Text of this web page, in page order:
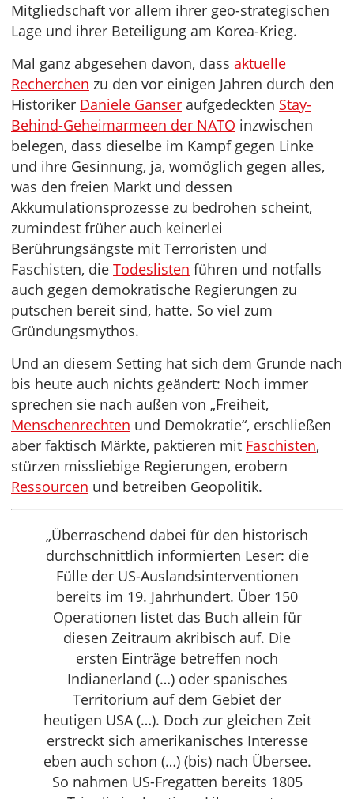
Mitgliedschaft vor allem ihrer geo-strategischen
Lage und ihrer Beteiligung am Korea-Krieg.
Mal ganz abgesehen davon, dass aktuelle
Recherchen zu den vor einigen Jahren durch den
Historiker Daniele Ganser aufgedeckten Stay-
Behind-Geheimarmeen der NATO inzwischen
belegen, dass dieselbe im Kampf gegen Linke
und ihre Gesinnung, ja, womöglich gegen alles,
was den freien Markt und dessen
Akkumulationsprozesse zu bedrohen scheint,
zumindest früher auch keinerlei
Berührungsängste mit Terroristen und
Faschisten, die Todeslisten führen und notfalls
auch gegen demokratische Regierungen zu
putschen bereit sind, hatte. So viel zum
Gründungsmythos.
Und an diesem Setting hat sich dem Grunde nach
bis heute auch nichts geändert: Noch immer
sprechen sie nach außen von „Freiheit,
Menschenrechten und Demokratie“, erschließen
aber faktisch Märkte, paktieren mit Faschisten,
stürzen missliebige Regierungen, erobern
Ressourcen und betreiben Geopolitik.
„Überraschend dabei für den historisch
durchschnittlich informierten Leser: die
Fülle der US-Auslandsinterventionen
bereits im 19. Jahrhundert. Über 150
Operationen listet das Buch allein für
diesen Zeitraum akribisch auf. Die
ersten Einträge betreffen noch
Indianerland (…) oder spanisches
Territorium auf dem Gebiet der
heutigen USA (…). Doch zur gleichen Zeit
erstreckt sich amerikanisches Interesse
eben auch schon (…) (bis) nach Übersee.
So nahmen US-Fregatten bereits 1805